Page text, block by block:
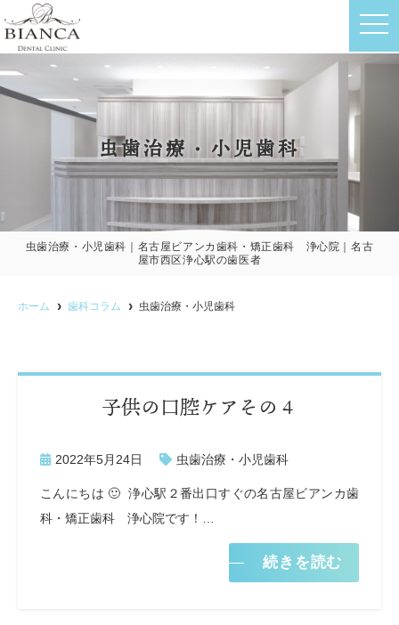
虫歯治療・小児歯科
虫歯治療・小児歯科｜名古屋ビアンカ歯科・矯正歯科 浄心院｜名古
屋市西区浄心駅の歯医者
t
o
ホーム 歯科コラム 虫歯治療・小児歯科
子供の口腔ケアその４
2022年5月24日 虫歯治療・小児歯科
こんにちは 🙂 浄心駅２番出口すぐの名古屋ビアンカ歯
科・矯正歯科 浄心院です！…
続きを読む